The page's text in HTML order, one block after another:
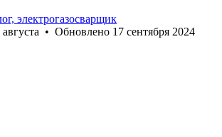
электрогазосварщик
августа • Обновлено 17 сентября 2024